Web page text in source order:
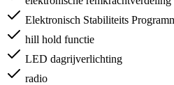
Elektronisch Stabiliteits
hill hold functie
LED dagrijverlichting
radio